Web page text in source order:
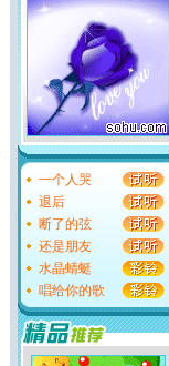
一个人哭
退后
断了的弦
还是朋友
水晶蜻蜓
唱给你的歌